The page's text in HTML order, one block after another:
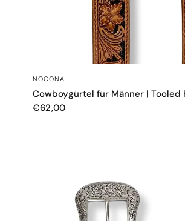
NOCONA
Cowboygürtel für Männer | Tooled
€62,00